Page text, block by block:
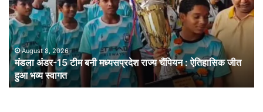
मध्यसप्रदेश
राज्य
चैंपियन
: ऐतिहासिक
जीत
हुआ
भव्य
August 8, 2026
मंडला अंडर-15 टीम बनी मध्यसप्रदेश राज्य चैंपियन : ऐतिहासिक जीत
हुआ भव्य स्वागत